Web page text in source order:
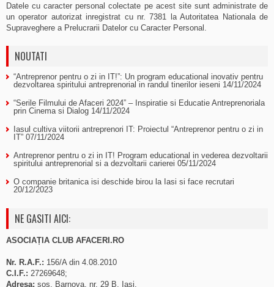
Datele cu caracter personal colectate pe acest site sunt administrate de
un operator autorizat inregistrat cu nr. 7381 la Autoritatea Nationala de
Supraveghere a Prelucrarii Datelor cu Caracter Personal.
NOUTATI
“Antreprenor pentru o zi in IT!”: Un program educational inovativ pentru
dezvoltarea spiritului antreprenorial in randul tinerilor ieseni 14/11/2024
“Serile Filmului de Afaceri 2024” – Inspiratie si Educatie Antreprenoriala
prin Cinema si Dialog 14/11/2024
Iasul cultiva viitorii antreprenori IT: Proiectul “Antreprenor pentru o zi in
IT” 07/11/2024
Antreprenor pentru o zi in IT! Program educational in vederea dezvoltarii
spiritului antreprenorial si a dezvoltarii carierei 05/11/2024
O companie britanica isi deschide birou la Iasi si face recrutari
20/12/2023
NE GASITI AICI:
ASOCIAȚIA CLUB AFACERI.RO
Nr. R.A.F.: 156/A din 4.08.2010
C.I.F.: 27269648;
Adresa: sos. Barnova, nr. 29 B, Iasi.